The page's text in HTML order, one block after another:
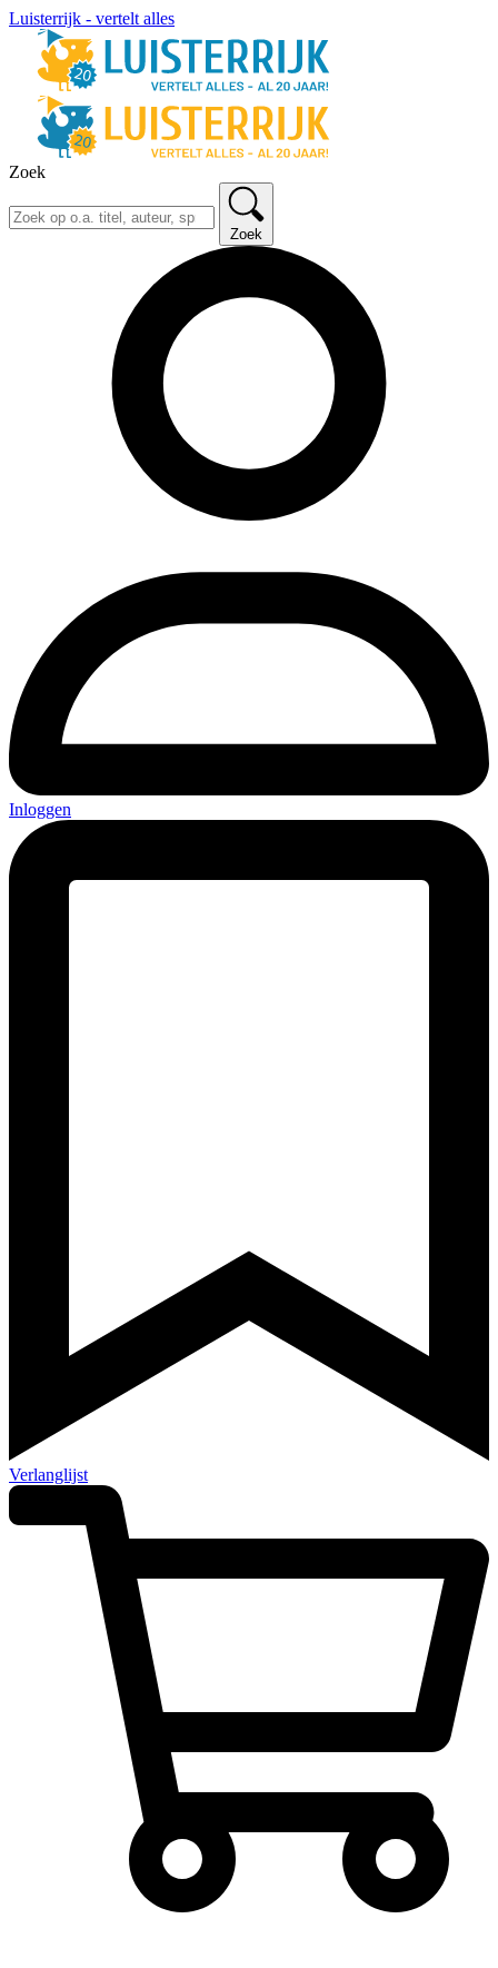
Luisterrijk - vertelt alles
Zoek
Zoek
Inloggen
Verlanglijst